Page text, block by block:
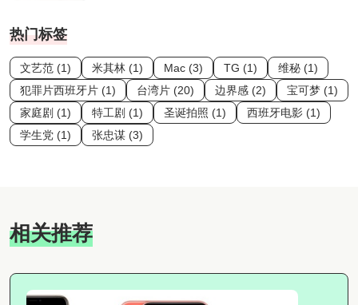
热门标签
文艺范 (1) 米其林 (1) Mac (3) TG (1)
维秘 (1)
犯罪片西班牙片 (1)
台湾片 (20) 边界感 (2)
宝可梦 (1)
家庭剧 (1)
特工剧 (1) 圣诞拍照 (1)
西班牙电影 (1)
学生党 (1)
张忠谋 (3)
相关推荐